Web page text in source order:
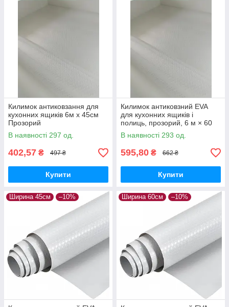
Килимок антиковзання для
кухонних ящиків 6м х 45см
Прозорий
В наявності 297 од.
402,57 ₴ 497 ₴
Купити
Килимок антиковзний EVA
для кухонних ящиків і
полиць, прозорий, 6 м × 60
см (600×60 см)
В наявності 293 од.
595,80 ₴ 662 ₴
Купити
Ширина 45см –10% Ширина 60см –10%